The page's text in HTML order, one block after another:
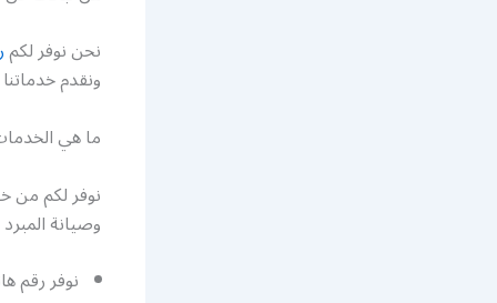
نحن نوفر لكم
ونقدم
ما هي
نوفر لكم من
وصيانة
نوفر رقم